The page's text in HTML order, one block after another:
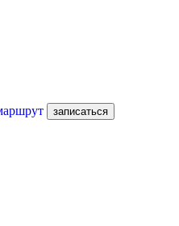
записаться